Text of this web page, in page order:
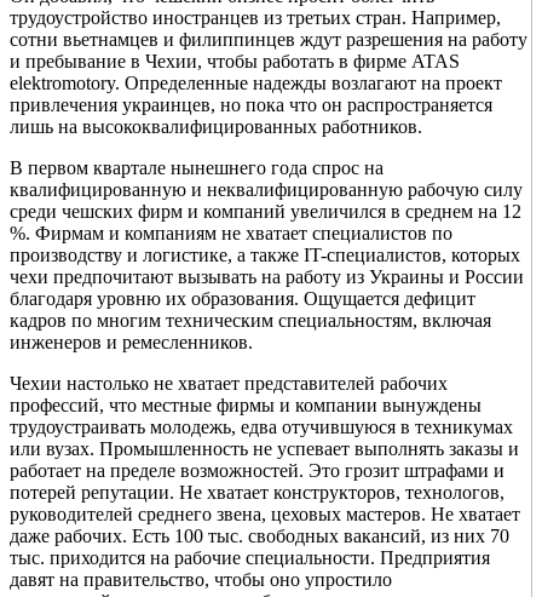
трудоустройство иностранцев из третьих стран. Например,
сотни вьетнамцев и филиппинцев ждут разрешения на работу
и пребывание в Чехии, чтобы работать в фирме ATAS
elektromotory. Определенные надежды возлагают на проект
привлечения украинцев, но пока что он распространяется
лишь на высококвалифицированных работников.
В первом квартале нынешнего года спрос на
квалифицированную и неквалифицированную рабочую силу
среди чешских фирм и компаний увеличился в среднем на 12
%. Фирмам и компаниям не хватает специалистов по
производству и логистике, а также IT-специалистов, которых
чехи предпочитают вызывать на работу из Украины и России
благодаря уровню их образования. Ощущается дефицит
кадров по многим техническим специальностям, включая
инженеров и ремесленников.
Чехии настолько не хватает представителей рабочих
профессий, что местные фирмы и компании вынуждены
трудоустраивать молодежь, едва отучившуюся в техникумах
или вузах. Промышленность не успевает выполнять заказы и
работает на пределе возможностей. Это грозит штрафами и
потерей репутации. Не хватает конструкторов, технологов,
руководителей среднего звена, цеховых мастеров. Не хватает
даже рабочих. Есть 100 тыс. свободных вакансий, из них 70
тыс. приходится на рабочие специальности. Предприятия
давят на правительство, чтобы оно упростило